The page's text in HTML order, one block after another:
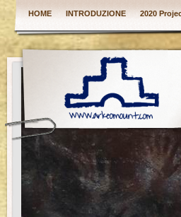
HOME INTRODUZIONE 2020